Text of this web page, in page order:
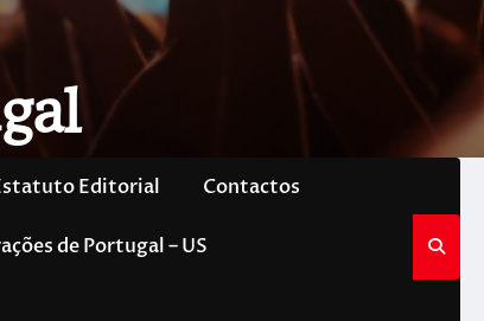
Editorial Contactos
de Portugal – US